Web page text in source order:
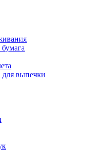
для выпечки